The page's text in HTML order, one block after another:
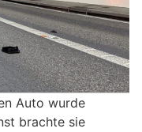
Auto wurde
brachte sie